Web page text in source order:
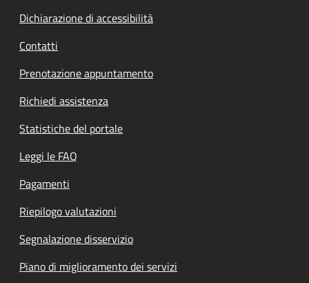
Dichiarazione di accessibilità
Contatti
Prenotazione appuntamento
Richiedi assistenza
Statistiche del portale
Leggi le FAQ
Pagamenti
Riepilogo valutazioni
Segnalazione disservizio
Piano di miglioramento dei servizi